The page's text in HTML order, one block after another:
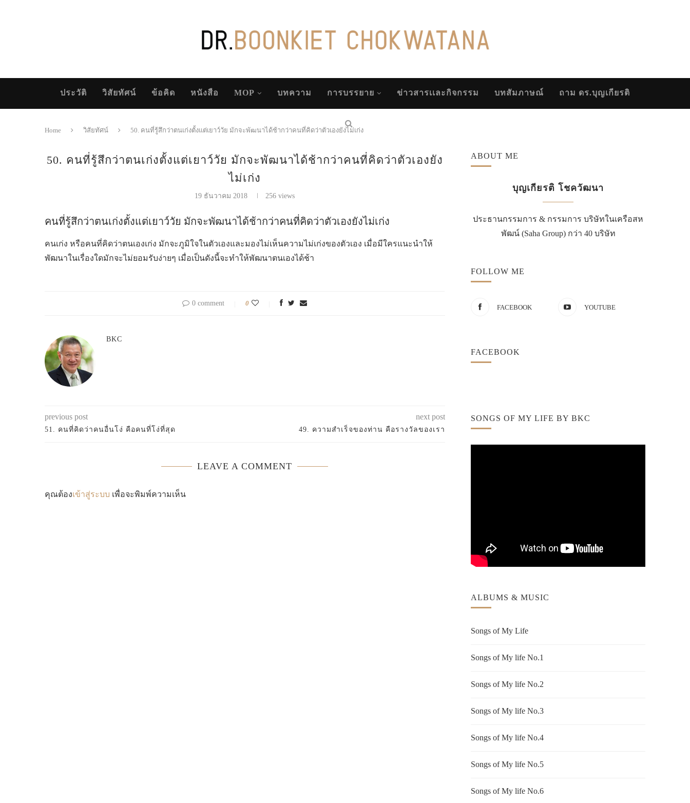
ประวัติ วิสัยทัศน์ ข้อคิด หนังสือ MOP บทความ การบรรยาย ข่าวสารเเละกิจกรรม บทสัมภาษณ์ ถาม ดร.บุญเกียรติ
Home วิสัยทัศน์ 50. คนที่รู้สึกว่าตนเก่งตั้งแต่เยาว์วัย มักจะพัฒนาได้ช้ากว่าคนที่คิดว่าตัวเองยังไม่เก่ง
50. คนที่รู้สึกว่าตนเก่งตั้งแต่เยาว์วัย มักจะพัฒนาได้ช้ากว่าคนที่คิดว่าตัวเองยัง
ไม่เก่ง
19 ธันวาคม 2018 256 views
คนที่รู้สึกว่าตนเก่งตั้งแต่เยาว์วัย มักจะพัฒนาได้ช้ากว่าคนที่คิดว่าตัวเองยังไม่เก่ง
คนเก่ง หรือคนที่คิดว่าตนเองเก่ง มักจะภูมิใจในตัวเองและมองไม่เห็นความไม่เก่งของตัวเอง เมื่อมีใครแนะนำให้
พัฒนาในเรื่องใดมักจะไม่ยอมรับง่ายๆ เมื่อเป็นดังนี้จะทำให้พัฒนาตนเองได้ช้า
0 comment 0
BKC
previous post
51. คนที่คิดว่าคนอื่นโง่ คือคนที่โง่ที่สุด
next post
49. ความสำเร็จของท่าน คือรางวัลของเรา
LEAVE A COMMENT
คุณต้องเข้าสู่ระบบ เพื่อจะพิมพ์ความเห็น
ABOUT ME
บุญเกียรติ โชควัฒนา
ประธานกรรมการ & กรรมการ บริษัทในเครือสห
พัฒน์ (Saha Group) กว่า 40 บริษัท
FOLLOW ME
FACEBOOK YOUTUBE
FACEBOOK
SONGS OF MY LIFE BY BKC
ALBUMS & MUSIC
Songs of My Life
Songs of My life No.1
Songs of My life No.2
Songs of My life No.3
Songs of My life No.4
Songs of My life No.5
Songs of My life No.6